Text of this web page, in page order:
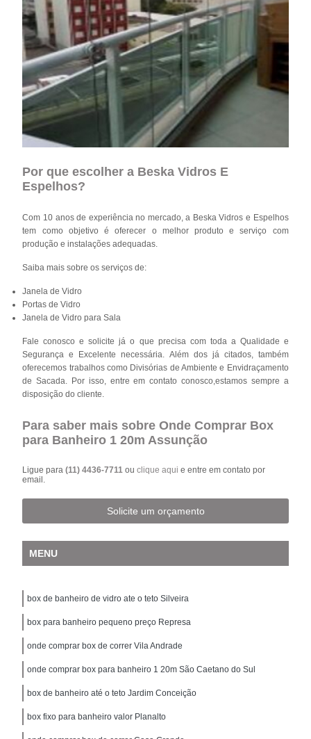
Por que escolher a Beska Vidros E
Espelhos?
Com 10 anos de experiência no mercado, a Beska Vidros e Espelhos
tem como objetivo é oferecer o melhor produto e serviço com
produção e instalações adequadas.
Saiba mais sobre os serviços de:
Janela de Vidro
Portas de Vidro
Janela de Vidro para Sala
Fale conosco e solicite já o que precisa com toda a Qualidade e
Segurança e Excelente necessária. Além dos já citados, também
oferecemos trabalhos como Divisórias de Ambiente e Envidraçamento
de Sacada. Por isso, entre em contato conosco,estamos sempre a
disposição do cliente.
Para saber mais sobre Onde Comprar Box
para Banheiro 1 20m Assunção
Ligue para(11) 4436-7711ouclique aqui e entre em contato por
email.
Solicite um orçamento
MENU
box de banheiro de vidro ate o teto Silveira
box para banheiro pequeno preço Represa
onde comprar box de correr Vila Andrade
onde comprar box para banheiro 1 20m São Caetano do Sul
box de banheiro até o teto Jardim Conceição
box fixo para banheiro valor Planalto